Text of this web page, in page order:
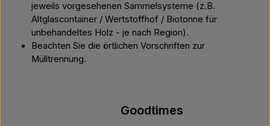
jeweils vorgesehenen Sammelsysteme (z.B.
Altglascontainer / Wertstoffhof / Biotonne für
unbehandeltes Holz - je nach Region).
Beachten Sie die örtlichen Vorschriften zur
Mülltrennung.
Goodtimes